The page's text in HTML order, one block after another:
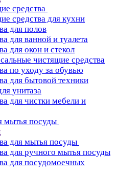
средства
средства для кухни
для полов
для ванной и туалета
для окон и стекол
чистящие средства
по уходу за обувью
для бытовой техники
унитаза
для чистки мебели и
мытья посуды
для мытья посуды
для ручного мытья посуды
для посудомоечных